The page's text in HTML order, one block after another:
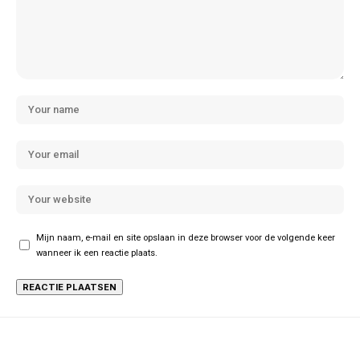
Mijn naam, e-mail en site opslaan in deze browser voor de volgende keer
wanneer ik een reactie plaats.